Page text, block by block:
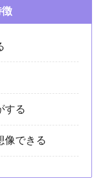
する
像できる